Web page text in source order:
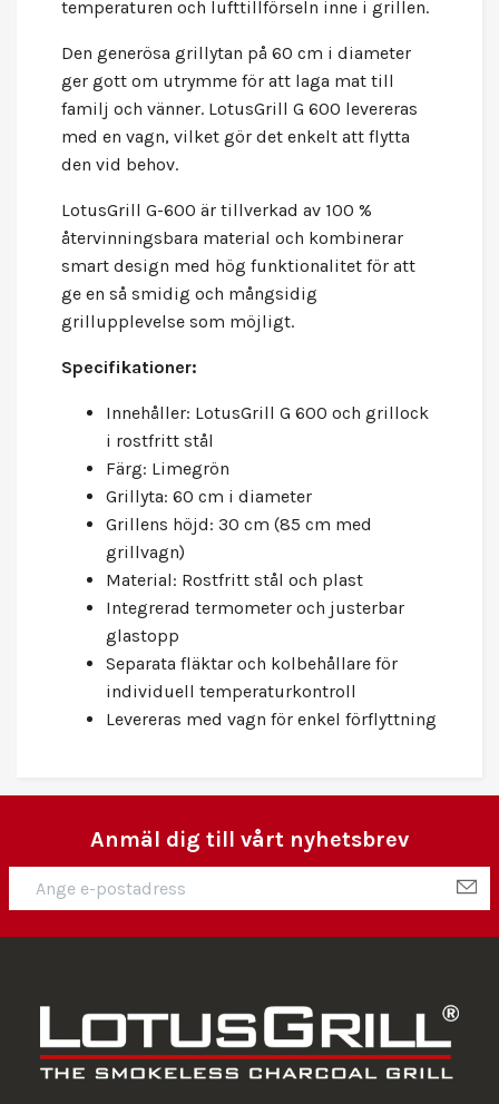
temperaturen och lufttillförseln inne i grillen.
Den generösa grillytan på 60 cm i diameter
ger gott om utrymme för att laga mat till
familj och vänner. LotusGrill G 600 levereras
med en vagn, vilket gör det enkelt att flytta
den vid behov.
LotusGrill G-600 är tillverkad av 100 %
återvinningsbara material och kombinerar
smart design med hög funktionalitet för att
ge en så smidig och mångsidig
grillupplevelse som möjligt.
Specifikationer:
Innehåller: LotusGrill G 600 och grillock
i rostfritt stål
Färg: Limegrön
Grillyta: 60 cm i diameter
Grillens höjd: 30 cm (85 cm med
grillvagn)
Material: Rostfritt stål och plast
Integrerad termometer och justerbar
glastopp
Separata fläktar och kolbehållare för
individuell temperaturkontroll
Levereras med vagn för enkel förflyttning
Anmäl dig till vårt nyhetsbrev